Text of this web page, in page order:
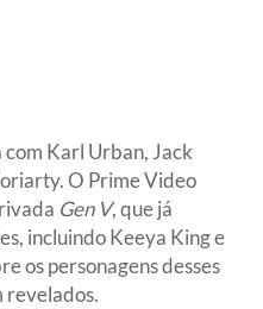
Karl Urban, Jack
O Prime Video
Gen V, que já
incluindo Keeya King e
os personagens desses
revelados.